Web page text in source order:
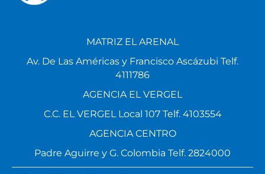
MATRIZ EL ARENAL
Av. De Las Américas y Francisco Ascázubi Telf.
4111786
AGENCIA EL VERGEL
C.C. EL VERGEL Local 107 Telf. 4103554
AGENCIA CENTRO
Padre Aguirre y G. Colombia Telf. 2824000